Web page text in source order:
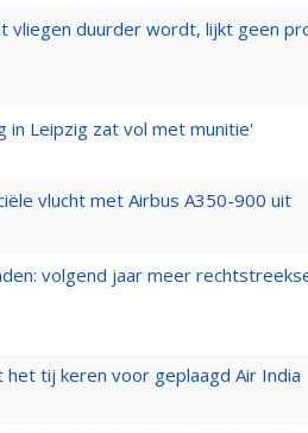
vliegen duurder wordt, lijkt geen
in Leipzig zat vol met munitie'
vlucht met Airbus A350-900 uit
volgend jaar meer
het tij keren voor geplaagd Air India